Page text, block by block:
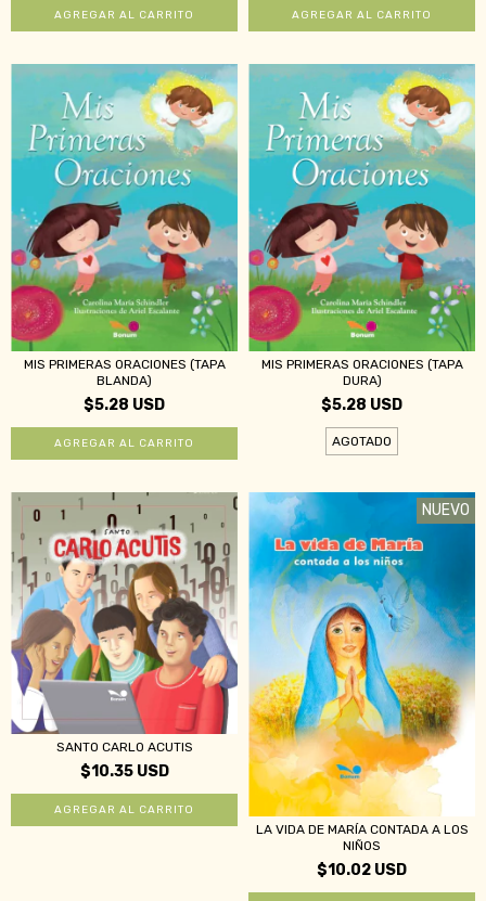
MIS PRIMERAS ORACIONES (TAPA
BLANDA)
$5.28 USD
MIS PRIMERAS ORACIONES (TAPA
DURA)
$5.28 USD
AGOTADO
SANTO CARLO ACUTIS
$10.35 USD
NUEVO
LA VIDA DE MARÍA CONTADA A LOS
NIÑOS
$10.02 USD